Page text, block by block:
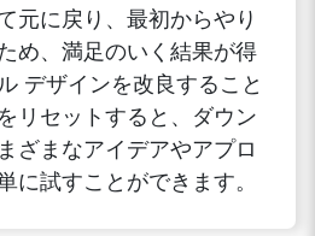
元に戻り、最初からやり
め、満足のいく結果が得
デザインを改良すること
リセットすると、ダウン
ざまなアイデアやアプロ
に試すことができます。